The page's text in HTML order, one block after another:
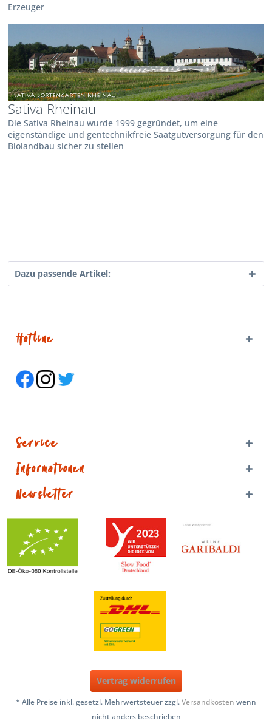
Erzeuger
Sativa Rheinau
Die Sativa Rheinau wurde 1999 gegründet, um eine
eigenständige und gentechnikfreie Saatgutversorgung für den
Biolandbau sicher zu stellen
Dazu passende Artikel:
Hotline
Service
Informationen
Newsletter
Vertrag widerrufen
* Alle Preise inkl. gesetzl. Mehrwertsteuer zzgl.Versandkosten wenn
nicht anders beschrieben